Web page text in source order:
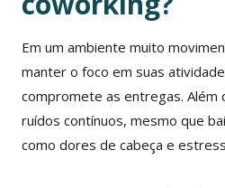
Em um ambiente muito
manter o foco em suas
compromete as entregas. Além
ruídos contínuos, mesmo que
como dores de cabeça e